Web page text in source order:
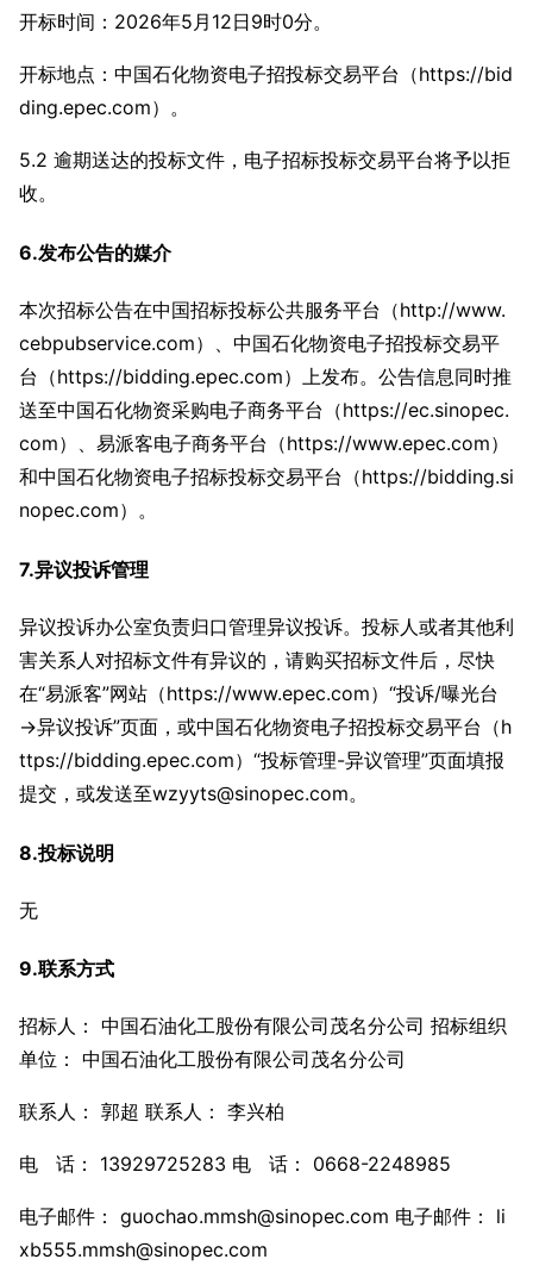
开标时间：2026年5月12日9时0分。
开标地点：中国石化物资电子招投标交易平台（https://bid
ding.epec.com）。
5.2 逾期送达的投标文件，电子招标投标交易平台将予以拒
收。
6.发布公告的媒介
本次招标公告在中国招标投标公共服务平台（http://www.
cebpubservice.com）、中国石化物资电子招投标交易平
台（https://bidding.epec.com）上发布。公告信息同时推
送至中国石化物资采购电子商务平台（https://ec.sinopec.
com）、易派客电子商务平台（https://www.epec.com）
和中国石化物资电子招标投标交易平台（https://bidding.si
nopec.com）。
7.异议投诉管理
异议投诉办公室负责归口管理异议投诉。投标人或者其他利
害关系人对招标文件有异议的，请购买招标文件后，尽快
在“易派客”网站（https://www.epec.com）“投诉/曝光台
→异议投诉”页面，或中国石化物资电子招投标交易平台（h
ttps://bidding.epec.com）“投标管理-异议管理”页面填报
提交，或发送至wzyyts@sinopec.com。
8.投标说明
无
9.联系方式
招标人： 中国石油化工股份有限公司茂名分公司 招标组织
单位： 中国石油化工股份有限公司茂名分公司
联系人： 郭超 联系人： 李兴柏
电 话： 13929725283 电 话： 0668-2248985
电子邮件： guochao.mmsh@sinopec.com 电子邮件： li
xb555.mmsh@sinopec.com